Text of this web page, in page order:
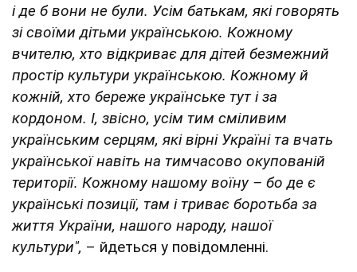
і де б вони не були. Усім батькам, які говорять
зі своїми дітьми українською. Кожному
вчителю, хто відкриває для дітей безмежний
простір культури українською. Кожному й
кожній, хто береже українське тут і за
кордоном. І, звісно, усім тим сміливим
українським серцям, які вірні Україні та вчать
української навіть на тимчасово окупованій
території. Кожному нашому воїну – бо де є
українські позиції, там і триває боротьба за
життя України, нашого народу, нашої
культури", – йдеться у повідомленні.